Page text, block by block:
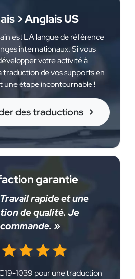
> Anglais US
est LA langue de référence
internationaux. Si vous
votre activité à
traduction de vos supports en
une étape incontournable !
des traductions
garantie
rapide et une
de qualité. Je
»
1039 pour une traduction